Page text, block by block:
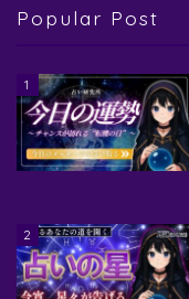
Popular Post
1
2